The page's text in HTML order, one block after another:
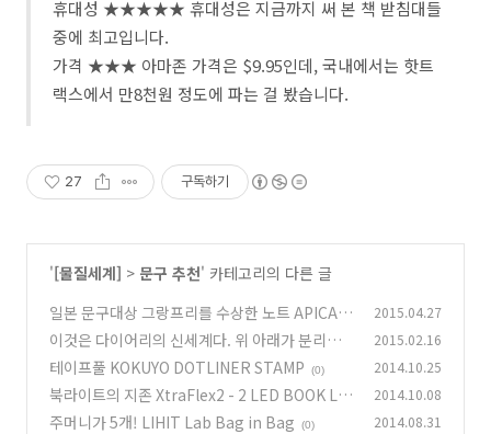
휴대성 ★★★★★ 휴대성은 지금까지 써 본 책 받침대들
중에 최고입니다.
가격 ★★★ 아마존 가격은 $9.95인데, 국내에서는 핫트
랙스에서 만8천원 정도에 파는 걸 봤습니다.
27 구독하기
'[물질세계] > 문구 추천' 카테고리의 다른 글
일본 문구대상 그랑프리를 수상한 노트 APICA P
REMIUM C.D. NOTEBOOK 리뷰 (4)
2015.04.27
이것은 다이어리의 신세계다. 위 아래가 분리된
세퍼릿 다이어리 추천
(2)
2015.02.16
테이프풀 KOKUYO DOTLINER STAMP (0) 2014.10.25
북라이트의 지존 XtraFlex2 - 2 LED BOOK LIG
HT
(0)
2014.10.08
주머니가 5개! LIHIT Lab Bag in Bag (0) 2014.08.31